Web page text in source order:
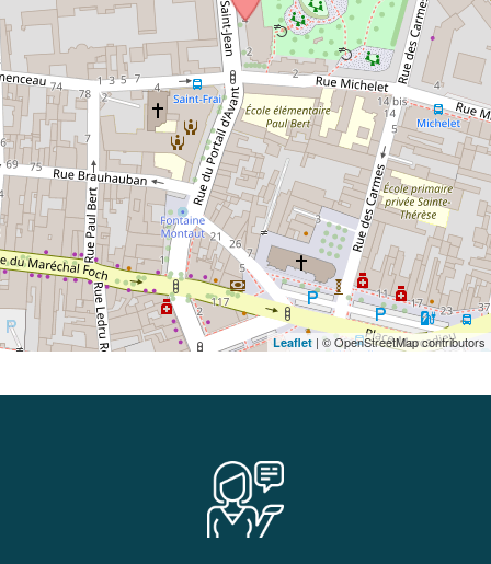
Leaflet | © OpenStreetMap contributors